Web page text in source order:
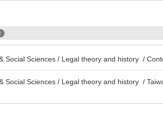
Social Sciences / Legal theory and history /
Social Sciences / Legal theory and history /